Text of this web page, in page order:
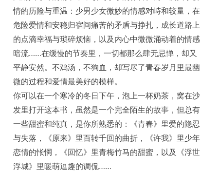
情的历险与重温：少男少女微妙的情感对峙和较量，在
危险爱情和安稳归宿间痛苦的矛盾与挣扎，成长道路上
的点滴幸福与琐碎烦恼，以及内心中微微涌动着的情感
暗流……在缓慢的节奏里，一切都那么肆无忌惮，却又
平静安然。不鸡汤，不狗血，却写尽了青春岁月里最幽
微的过程和爱情最美好的模样。
你可以在一个寒冷的冬日下午，泡上一杯奶茶，窝在沙
发里打开这本书，虽然是一个完全陌生的故事，但总有
一些甜蜜和纯真，是你所熟悉的：《青春》里爱的隐忍
与失落，《原来》里百转千回的曲折，《许我》里少年
恋情的怅惘，《回忆》里青梅竹马的甜蜜，以及《浮世
浮城》里暖萌逗趣的调侃……